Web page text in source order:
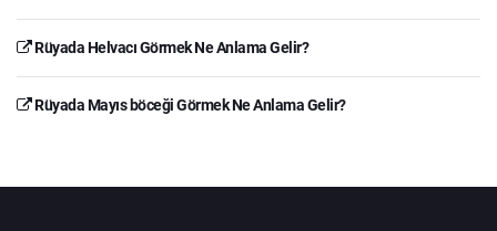
Rüyada Helvacı Görmek Ne Anlama Gelir?
Rüyada Mayıs böceği Görmek Ne Anlama Gelir?